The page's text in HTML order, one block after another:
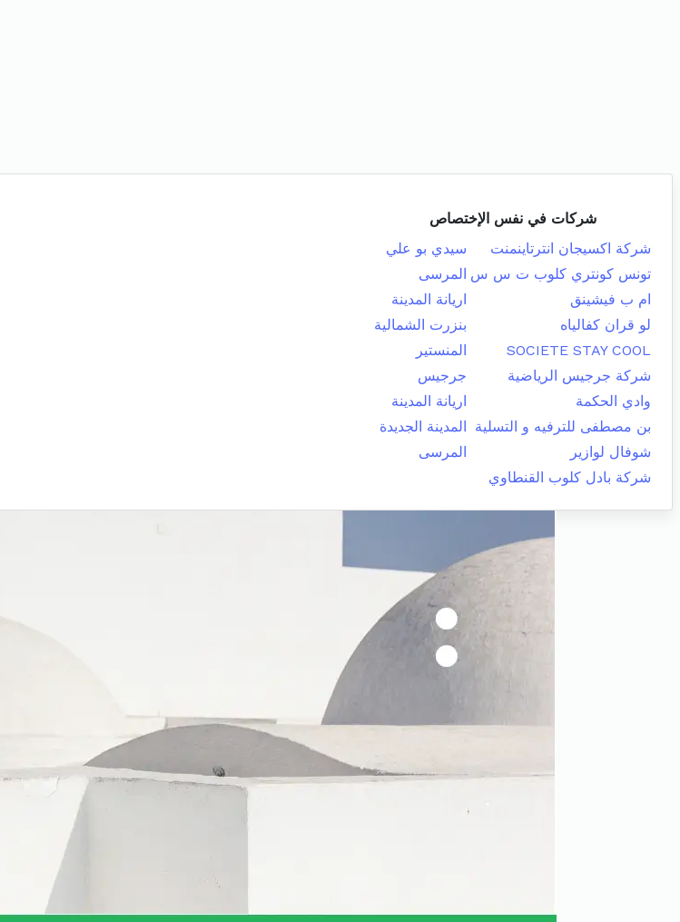
شركات في نفس الإختصاص
شركة اكسيجان انترتاينمنت
سيدي بو علي
تونس كونتري كلوب ت س س المرسى
ام ب فيشينق
اريانة المدينة
لو قران كفالياه
بنزرت الشمالية
SOCIETE STAY COOL
المنستير
شركة جرجيس الرياضية
جرجيس
وادي الحكمة
اريانة المدينة
بن مصطفى للترفيه و التسلية
المدينة الجديدة
شوفال لوازير
المرسى
شركة بادل كلوب القنطاوي